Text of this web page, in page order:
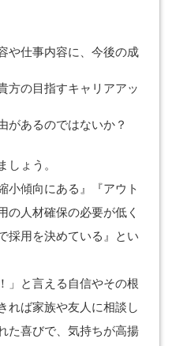
や仕事内容に、今後の成
方の目指すキャリアアッ
があるのではないか？
しょう。
小傾向にある』『アウト
の人材確保の必要が低く
採用を決めている』とい
」と言える自信やその根
れば家族や友人に相談し
た喜びで、気持ちが高揚